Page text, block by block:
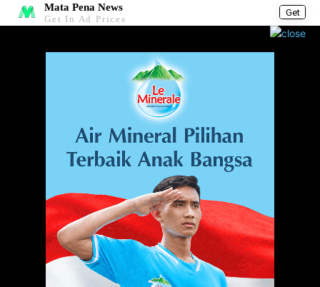
Get
Mata Pena News
Get In Ad Prices